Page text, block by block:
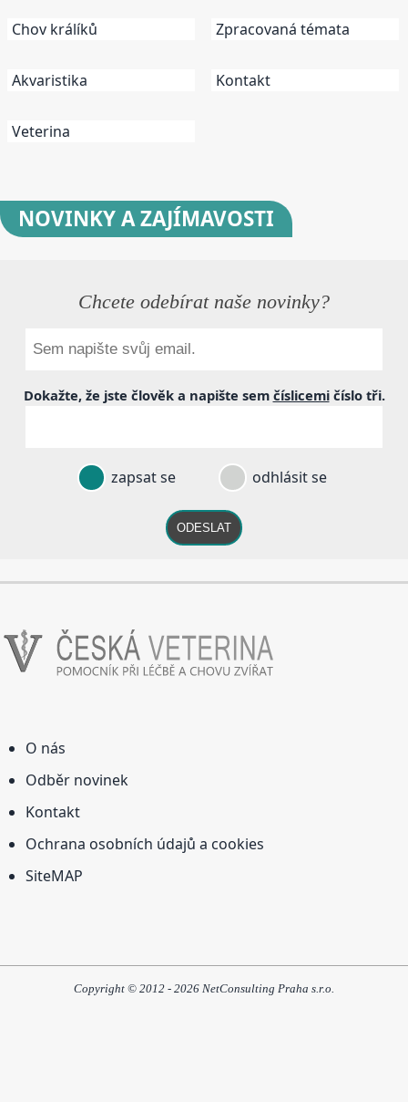
Chov králíků
Akvaristika
Veterina
Zpracovaná témata
Kontakt
NOVINKYA ZAJÍMAVOSTI
Chcete odebírat naše novinky?
Dokažte, že jste člověk a napište sem číslicemičíslo tři.
zapsat se odhlásit se
ODESLAT
O nás
Odběr novinek
Kontakt
Ochrana osobních údajů a cookies
SiteMAP
Copyright © 2012 - 2026 NetConsulting Praha s.r.o.